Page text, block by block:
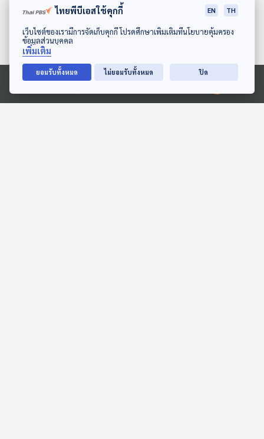
ดาวน์โหลด Thai PBS Podcast Application
Ⓒ 2020 องค์การกระจายเสียงและแพร่ภาพสาธารณะแห่งประเทศไทย
เด่นข้ามปี ไม่มีในบท
ไม่มีในบท
ไทยพีบีเอสใช้คุกกี้ EN TH
เว็บไซต์ของเรามีการจัดเก็บคุกกี้ โปรดศึกษาเพิ่มเติมที่นโยบายคุ้มครอง
ข้อมูลส่วนบุคคล
เพิ่มเติม
ยอมรับทั้งหมด ไม่ยอมรับทั้งหมด ปิด